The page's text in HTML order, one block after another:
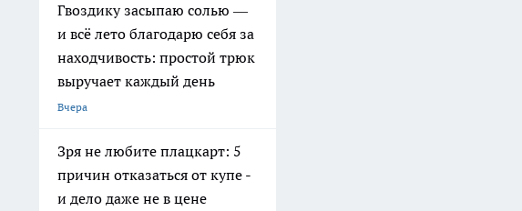
Гвоздику засыпаю солью —
и всё лето благодарю себя за
находчивость: простой трюк
выручает каждый день
Вчера
Зря не любите плацкарт: 5
причин отказаться от купе -
и дело даже не в цене